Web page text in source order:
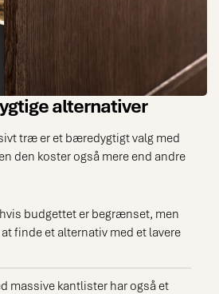
alternativer
træ er et bæredygtigt valg med
den koster også mere end andre
budgettet er begrænset, men
finde et alternativ med et lavere
massive kantlister har også et